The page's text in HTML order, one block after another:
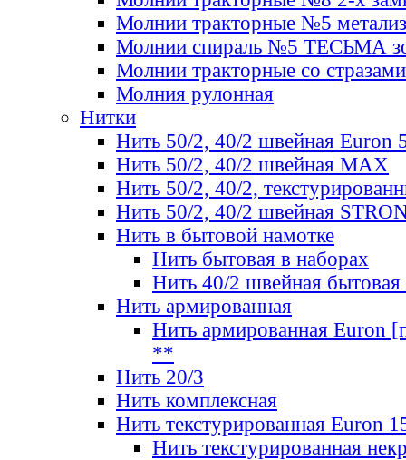
Молнии тракторные №5
Молнии спираль №5 ТЕСЬМА
Молнии тракторные со стразами
Молния рулонная
Нитки
Нить 50/2, 40/2 швейная Euron
Нить 50/2, 40/2 швейная МАХ
Нить 50/2, 40/2,
Нить 50/2, 40/2 швейная
Нить в бытовой намотке
Нить бытовая в наборах
Нить 40/2 швейная бытовая
Нить армированная
Нить армированная Euron
**
Нить 20/3
Нить комплексная
Нить текстурированная Euron
Нить текстурированная